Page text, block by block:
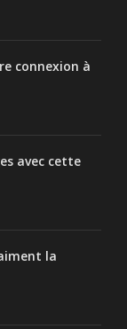
connexion à
avec cette
la